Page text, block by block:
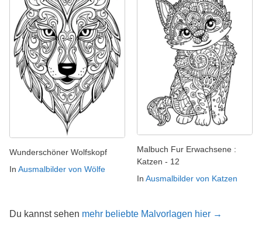
Wunderschöner Wolfskopf
In Ausmalbilder von Wölfe
Malbuch Fur Erwachsene :
Katzen - 12
In Ausmalbilder von Katzen
Du kannst sehen mehr beliebte Malvorlagen hier →